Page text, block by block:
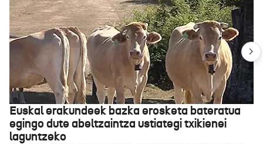
Euskal erakundeek bazka erosketa bateratua
egingo dute abeltzaintza ustiategi txikienei
laguntzeko